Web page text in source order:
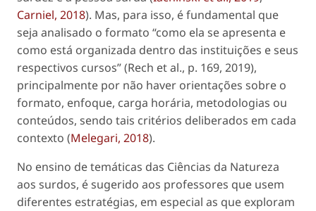
Carniel, 2018). Mas, para isso, é fundamental que
seja analisado o formato “como ela se apresenta e
como está organizada dentro das instituições e seus
respectivos cursos” (Rech et al., p. 169, 2019),
principalmente por não haver orientações sobre o
formato, enfoque, carga horária, metodologias ou
conteúdos, sendo tais critérios deliberados em cada
contexto (Melegari, 2018).
No ensino de temáticas das Ciências da Natureza
aos surdos, é sugerido aos professores que usem
diferentes estratégias, em especial as que exploram